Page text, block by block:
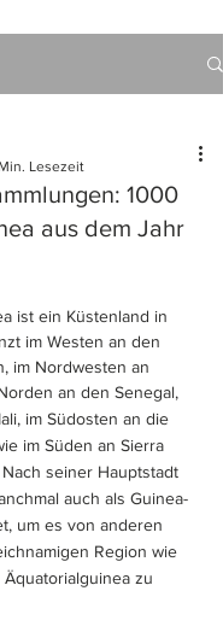
1000
aus dem Jahr
Lesezeit
ist ein Küstenland in
im Westen an den
im Nordwesten an
an den Senegal,
im Südosten an die
im Süden an Sierra
seiner Hauptstadt
auch als Guinea-
um es von anderen
Region wie
zu